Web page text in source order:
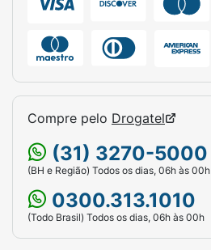
Compre pelo Drogatel
(31) 3270-5000
(BH e Região) Todos os dias, 06h às 00h
0300.313.1010
(Todo Brasil) Todos os dias, 06h às 00h